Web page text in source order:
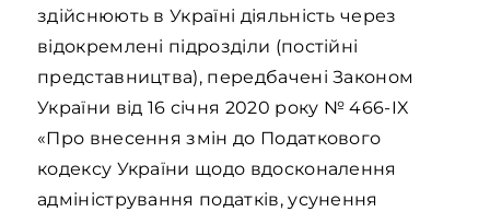
здійснюють в Україні діяльність через
відокремлені підрозділи (постійні
представництва), передбачені Законом
України від 16 січня 2020 року № 466-IX
«Про внесення змін до Податкового
кодексу України щодо вдосконалення
адміністрування податків, усунення